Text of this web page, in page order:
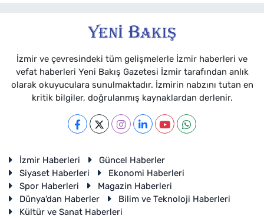
İzmir ve çevresindeki tüm gelişmelerle İzmir haberleri ve
vefat haberleri Yeni Bakış Gazetesi İzmir tarafından anlık
olarak okuyuculara sunulmaktadır. İzmirin nabzını tutan en
kritik bilgiler, doğrulanmış kaynaklardan derlenir.
İzmir Haberleri
Güncel Haberler
Siyaset Haberleri
Ekonomi Haberleri
Spor Haberleri
Magazin Haberleri
Dünya'dan Haberler
Bilim ve Teknoloji Haberleri
Kültür ve Sanat Haberleri